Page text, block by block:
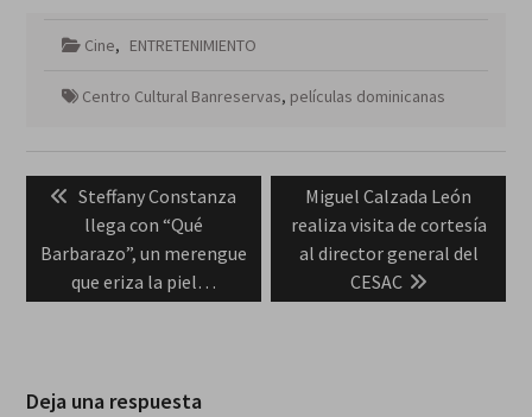
Cine, ENTRETENIMIENTO
Centro Cultural Banreservas, películas dominicanas
Navegación
entradas
Previous
post:
Steffany Constanza
llega con “Qué
Barbarazo”, un merengue
que eriza la piel…
Next
post:
Miguel Calzada León
realiza visita de cortesía
al director general del
CESAC
Deja una respuesta